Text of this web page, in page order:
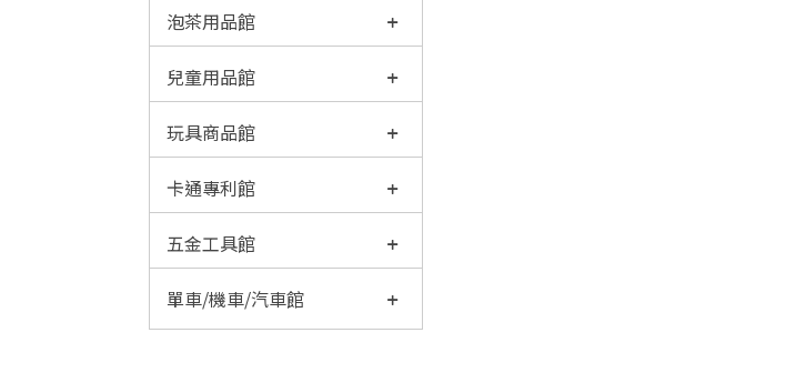
泡茶用品館
兒童用品館
玩具商品館
卡通專利館
五金工具館
單車/機車/汽車館